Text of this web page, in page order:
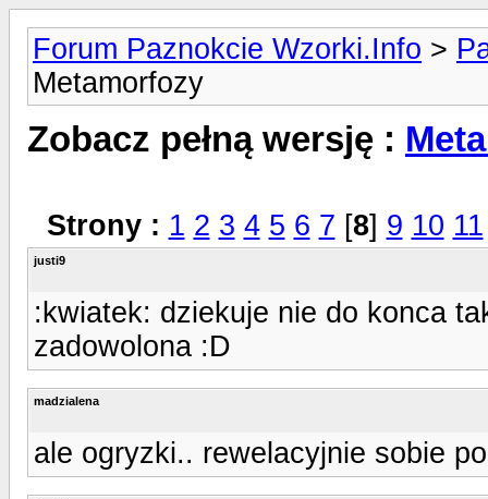
Forum Paznokcie Wzorki.Info >
Metamorfozy
Zobacz pełną wersję :
Strony : 1 2 3 4 5 6 7 [8] 9 10 11
justi9
:kwiatek: dziekuje nie do konca
zadowolona :D
madzialena
ale ogryzki.. rewelacyjnie sobie